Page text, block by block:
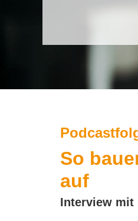
So
auf
Interview mit